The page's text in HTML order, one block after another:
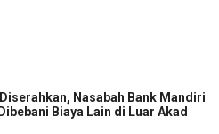
Nasabah Bank Mandiri
Biaya Lain di Luar Akad